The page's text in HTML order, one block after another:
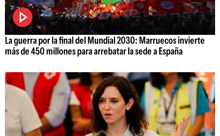
La guerra por la final del Mundial 2030: Marruecos invierte
más de 450 millones para arrebatar la sede a España